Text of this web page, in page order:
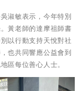
淑敏表示，今年特別
黃老師的達摩祖師書
以行動支持天悅對社
也共同響應公益會到
區每位善心人士。